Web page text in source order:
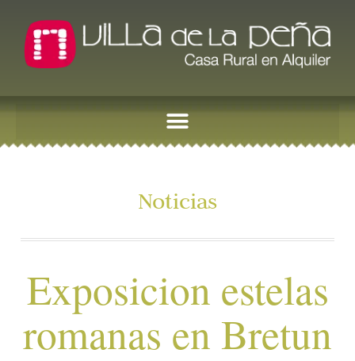
Noticias
Exposicion estelas
romanas en Bretun